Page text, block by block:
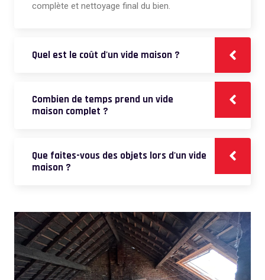
complète et nettoyage final du bien.
Quel est le coût d'un vide maison ?
Combien de temps prend un vide
maison complet ?
Que faites-vous des objets lors d'un vide
maison ?